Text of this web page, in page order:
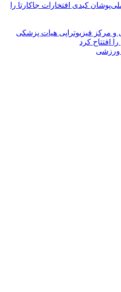
کبدی افتخارات جاکارتا را
و مرکز فیزیوتراپی هیات پزشکی
افتتاح کرد
ورزشی